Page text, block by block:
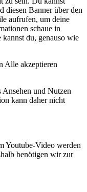
diesen Banner über den
aufrufen, um deine
schaue in
kannst du, genauso wie
Alle akzeptieren
Ansehen und Nutzen
kann daher nicht
Youtube-Video werden
benötigen wir zur